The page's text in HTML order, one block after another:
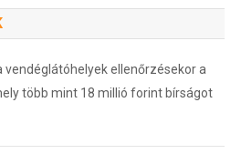
vendéglátóhelyek ellenőrzésekor a
több mint 18 millió forint bírságot